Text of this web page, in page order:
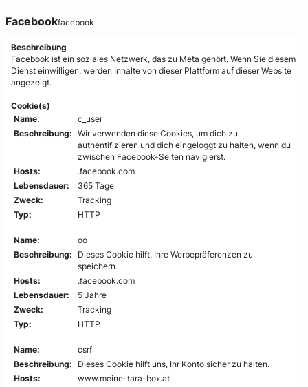
Facebookfacebook
Beschreibung
Facebook ist ein soziales Netzwerk, das zu Meta gehört. Wenn Sie diesem
Dienst einwilligen, werden Inhalte von dieser Plattform auf dieser Website
angezeigt.
Cookie(s)
Name:
c_user
Beschreibung: Wir verwenden diese Cookies, um dich zu
authentifizieren und dich eingeloggt zu halten, wenn du
zwischen Facebook-Seiten navigierst.
Hosts:
.facebook.com
Lebensdauer:
365 Tage
Zweck:
Tracking
Typ:
HTTP
Name:
oo
Beschreibung:
Dieses Cookie hilft, Ihre Werbepräferenzen zu
speichern.
Hosts:
.facebook.com
Lebensdauer:
5 Jahre
Zweck:
Tracking
Typ:
HTTP
Name:
csrf
Beschreibung:
Dieses Cookie hilft uns, Ihr Konto sicher zu halten.
Hosts:
www.meine-tara-box.at